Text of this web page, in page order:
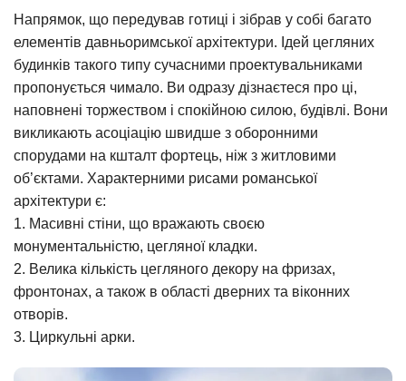
Напрямок, що передував готиці і зібрав у собі багато
елементів давньоримської архітектури. Ідей цегляних
будинків такого типу сучасними проектувальниками
пропонується чимало. Ви одразу дізнаєтеся про ці,
наповнені торжеством і спокійною силою, будівлі. Вони
викликають асоціацію швидше з оборонними
спорудами на кшталт фортець, ніж з житловими
об’єктами. Характерними рисами романської
архітектури є:
1. Масивні стіни, що вражають своєю
монументальністю, цегляної кладки.
2. Велика кількість цегляного декору на фризах,
фронтонах, а також в області дверних та віконних
отворів.
3. Циркульні арки.